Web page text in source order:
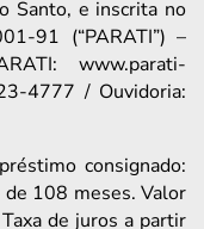
Santo, e inscrita no
91 (“PARATI”) –
www.parati-
4777 / Ouvidoria:
consignado:
108 meses. Valor
de juros a partir